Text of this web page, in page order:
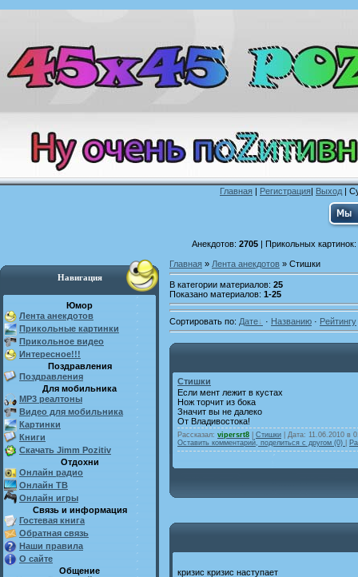
Главная | Регистрация| Выход |
Анекдотов: 2705| Прикольных картинок:
Навигация
Юмор
Лента анекдотов
Прикольные картинки
Прикольное видео
Интересное!!!
Поздравления
Поздравления
Для мобильника
MP3 реалтоны
Видео для мобильника
Картинки
Книги
Скачать Jimm Pozitiv
Отдохни
Онлайн радио
Онлайн ТВ
Онлайн игры
Связь и информация
Гостевая книга
Обратная связь
Наши правила
О сайте
Общение
Главная » Лента анекдотов » Стишки
В категории материалов: 25
Показано материалов: 1-25
Сортировать по: Дате · Названию · Рейтингу
Стишки
Если мент лежит в кустах
Нож торчит из бока
Значит вы не далеко
От Владивостока!
Рассказал: vipersrt8 Стишки | Дата: 11.06.2010 в
Оставить комментарий, поделиться с другом (0)
кризис кризис наступает